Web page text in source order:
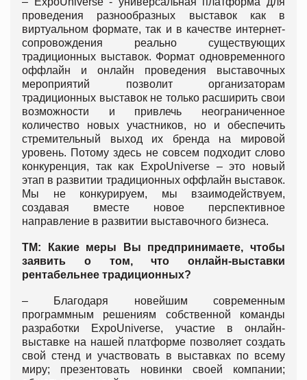
проведения разнообразных выставок как в
виртуальном формате, так и в качестве интернет-
сопровождения реально существующих
традиционных выставок. Формат одновременного
оффлайн и онлайн проведения выставочных
мероприятий позволит организаторам
традиционных выставок не только расширить свои
возможности и привлечь неограниченное
количество новых участников, но и обеспечить
стремительный выход их бренда на мировой
уровень. Потому здесь не совсем подходит слово
конкуренция, так как ExpoUniverse – это новый
этап в развитии традиционных оффлайн выставок.
Мы не конкурируем, мы взаимодействуем,
создавая вместе новое перспективное
направление в развитии выставочного бизнеса.
ТМ: Какие меры Вы предпринимаете, чтобы
заявить о том, что онлайн-выставки
рентабельнее традиционных?
– Благодаря новейшим современным
программным решениям собственной команды
разработки ExpoUniverse, участие в онлайн-
выставке на нашей платформе позволяет создать
свой стенд и участвовать в выставках по всему
миру; презентовать новинки своей компании;